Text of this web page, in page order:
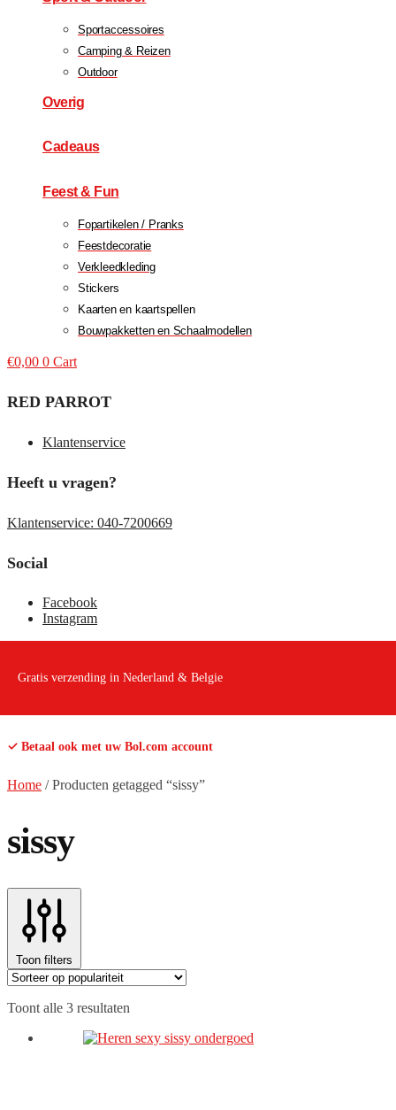
Sportaccessoires
Camping & Reizen
Outdoor
Overig
Cadeaus
Feest & Fun
Fopartikelen / Pranks
Feestdecoratie
Verkleedkleding
Stickers
Kaarten en kaartspellen
Bouwpakketten en Schaalmodellen
€0,00 0 Cart
RED PARROT
Klantenservice
Heeft u vragen?
Klantenservice: 040-7200669
Social
Facebook
Instagram
Gratis verzending in Nederland & Belgie
✓ Betaal ook met uw Bol.com account
Home /Producten getagged “sissy”
sissy
Toon filters
Toont alle 3 resultaten
populariteit